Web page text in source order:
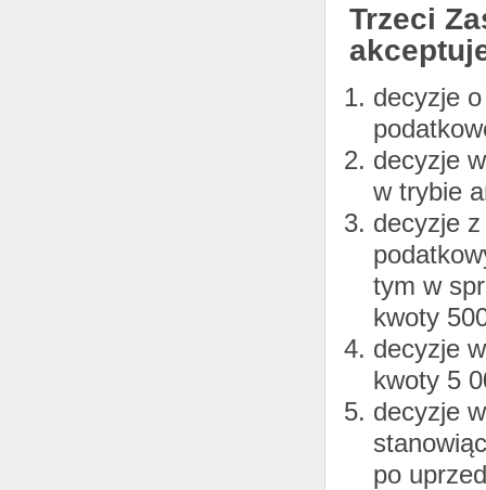
Trzeci
decyzje
decyzje
w trybie
decyzje
tym w
kwoty
decyzje
kwoty 5
decyzje
po